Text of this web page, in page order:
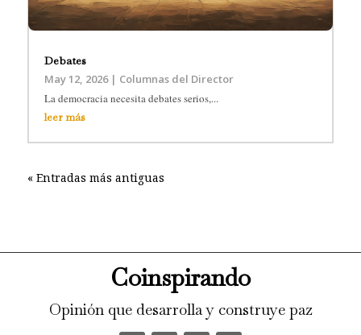
Debates
May 12, 2026| Columnas del Director
La democracia necesita debates serios,...
leer más
« Entradas más antiguas
Coinspirando
Opinión que desarrolla y construye paz